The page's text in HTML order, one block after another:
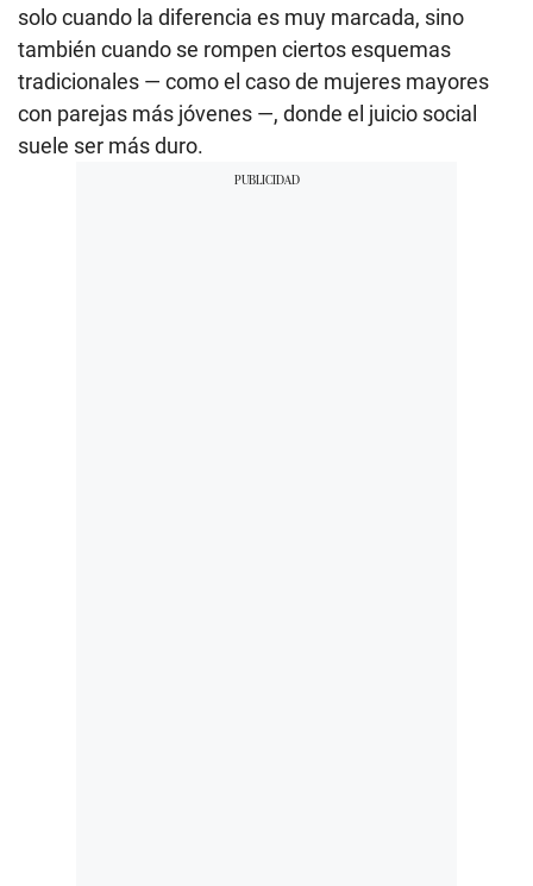
solo cuando la diferencia es muy marcada, sino
también cuando se rompen ciertos esquemas
tradicionales — como el caso de mujeres mayores
con parejas más jóvenes —, donde el juicio social
suele ser más duro.